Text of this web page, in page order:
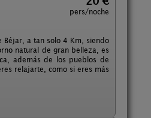
pers/noche
Béjar, a tan solo 4 Km, siendo
natural de gran belleza, es
además de los pueblos de
relajarte, como si eres más